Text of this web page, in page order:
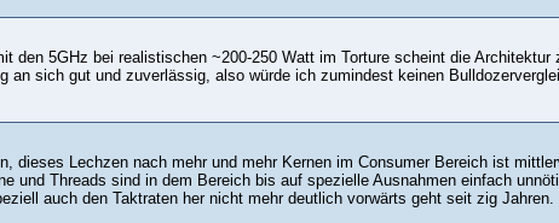
den 5GHz bei realistischen ~200-250 Watt im Torture scheint die
an sich gut und zuverlässig, also würde ich zumindest keinen
dieses Lechzen nach mehr und mehr Kernen im Consumer Bereich ist
und Threads sind in dem Bereich bis auf spezielle Ausnahmen einfach
auch den Taktraten her nicht mehr deutlich vorwärts geht seit zig Jahren.